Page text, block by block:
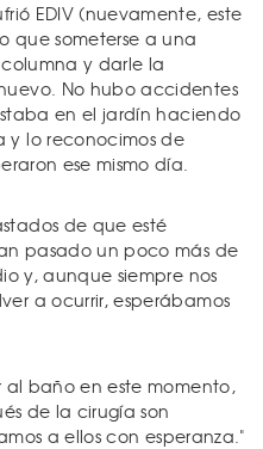
EDIV (nuevamente, este
que someterse a una
y darle la
No hubo accidentes
en el jardín haciendo
y lo reconocimos de
ese mismo día.
de que esté
pasado un poco más de
y, aunque siempre nos
a ocurrir, esperábamos
al baño en este momento,
de la cirugía son
a ellos con esperanza."